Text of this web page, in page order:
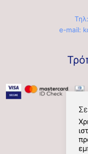
e-mail: